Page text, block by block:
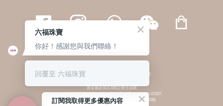
繁體 | 簡体
© 六福集團 版權所有 不得轉載 私隱政策
貴金屬及寶石A類註冊交易商
(六福企業禮品(國際)有限公司-註冊號碼:A-B-24-05-07207;
六福電子商貿有限公司-註冊號碼:A-B-24-05-07206)
訂閱我取得更多優惠內容
六福珠寶
你好！感謝您與我們聯絡！
回覆至 六福珠寶